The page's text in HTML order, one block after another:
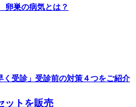
卵巣の病気とは？
受診」受診前の対策４つをご紹介